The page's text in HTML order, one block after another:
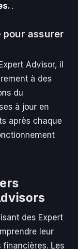
.
pour assurer
Advisor, il
à des
du
à jour en
après chaque
des Expert
leur
Les